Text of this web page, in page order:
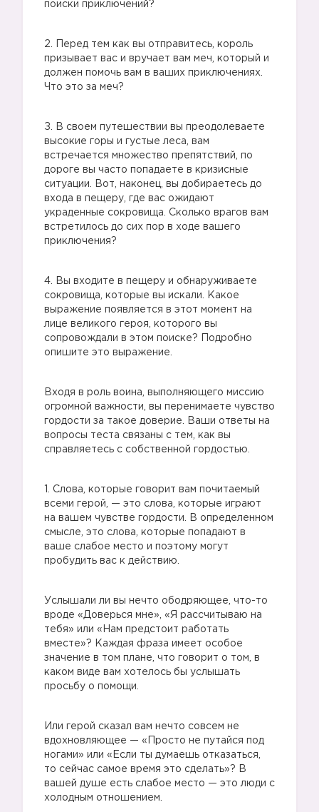
✔️
✔️
✔️
поиски приключений?
2. Перед тем как вы отправитесь, король
призывает вас и вручает вам меч, который и
должен помочь вам в ваших приключениях.
Что это за меч?
З. В своем путешествии вы преодолеваете
высокие горы и густые леса, вам
встречается множество препятствий, по
дороге вы часто попадаете в кризисные
ситуации. Вот, наконец, вы добираетесь до
входа в пещеру, где вас ожидают
украденные сокровища. Сколько врагов вам
встретилось до сих пор в ходе вашего
приключения?
4. Вы входите в пещеру и обнаруживаете
сокровища, которые вы искали. Какое
выражение появляется в этот момент на
лице великого героя, которого вы
сопровождали в этом поиске? Подробно
опишите это выражение.
Входя в роль воина, выполняющего миссию
огромной важности, вы перенимаете чувство
гордости за такое доверие. Ваши ответы на
вопросы теста связаны с тем, как вы
справляетесь с собственной гордостью.
1. Слова, которые говорит вам почитаемый
всеми герой, — это слова, которые играют
на вашем чувстве гордости. В определенном
смысле, это слова, которые попадают в
ваше слабое место и поэтому могут
пробудить вас к действию.
Услышали ли вы нечто ободряющее, что-то
вроде «Доверься мне», «Я рассчитываю на
тебя» или «Нам предстоит работать
вместе»? Каждая фраза имеет особое
значение в том плане, что говорит о том, в
каком виде вам хотелось бы услышать
просьбу о помощи.
Или герой сказал вам нечто совсем не
вдохновляющее — «Просто не путайся под
ногами» или «Если ты думаешь отказаться,
то сейчас самое время это сделать»? В
вашей душе есть слабое место — это люди с
холодным отношением.